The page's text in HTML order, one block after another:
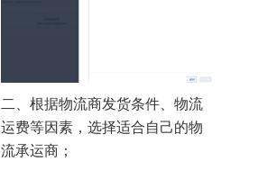
二、根据物流商发货条件、物流
运费等因素，选择适合自己的物
流承运商；